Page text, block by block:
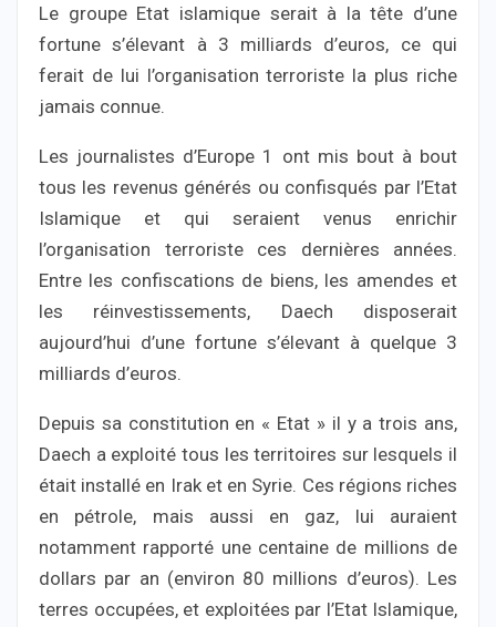
Le groupe Etat islamique serait à la tête d’une
fortune s’élevant à 3 milliards d’euros, ce qui
ferait de lui l’organisation terroriste la plus riche
jamais connue.
Les journalistes d’Europe 1 ont mis bout à bout
tous les revenus générés ou confisqués par l’Etat
Islamique et qui seraient venus enrichir
l’organisation terroriste ces dernières années.
Entre les confiscations de biens, les amendes et
les réinvestissements, Daech disposerait
aujourd’hui d’une fortune s’élevant à quelque 3
milliards d’euros.
Depuis sa constitution en « Etat » il y a trois ans,
Daech a exploité tous les territoires sur lesquels il
était installé en Irak et en Syrie. Ces régions riches
en pétrole, mais aussi en gaz, lui auraient
notamment rapporté une centaine de millions de
dollars par an (environ 80 millions d’euros). Les
terres occupées, et exploitées par l’Etat Islamique,